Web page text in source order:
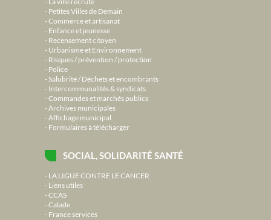
Petites Villes de Demain
Commerce et artisanat
Enfance et jeunesse
Recensement citoyen
Urbanisme et Environnement
Risques / prévention / protection
Police
Salubrité / Déchets et encombrants
Intercommunalités & syndicats
Commandes et marchés publics
Archives municipales
Affichage municipal
Formulaires à télécharger
SOCIAL, SOLIDARITÉ SANTÉ
LA LIGUE CONTRE LE CANCER
Liens utiles
CCAS
Calade
France services